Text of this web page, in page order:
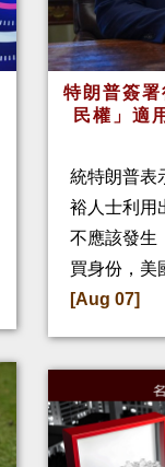
特朗普簽
民權」適
統特朗普表
裕人士利用
不應該發生
買身份，美
[Aug 07]